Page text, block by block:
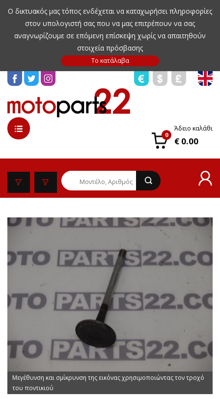
Ο δικτυακός μας τόπος ενδέχεται να καταχωρήσει πληροφορίες
στον υπολογιστή σας που να μας επιτρέπουν να σας
αναγνωρίζουμε σε επόμενη επίσκεψη χωρίς να απαιτηθούν
στοιχεία πρόσβασης
0
Άδειο καλάθι
€ 0.00
Μεγέθυνση και σμίκρυνση της εικόνας χρησιμοποιώντας τον τροχό
του ποντικιού